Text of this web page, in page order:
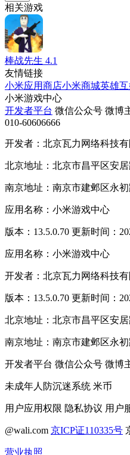
相关游戏
棒战先生 4.1
友情链接
小米应用商店小米商城英雄
小米游戏中心
开发者平台 微信公众号 微博
010-60606666
开发者：北京瓦力网络科技有
北京地址：北京市昌平区安
南京地址：南京市建邺区永
应用名称：小米游戏中心
版本：13.5.0.70 更新时间：
应用名称：小米游戏中心
开发者：北京瓦力网络科技有
版本：13.5.0.70 更新时间：
北京地址：北京市昌平区安
南京地址：南京市建邺区永
开发者平台 微信公众号 微博
未成年人防沉迷系统 米币
用户应用权限 隐私协议 用户
@wali.com 京ICP证110335号
营业执照